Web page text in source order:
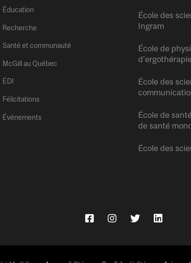
Éducation
Recherche
Santé et communauté
McGill au Québec
ÉDI
Félicitations
Événements
École des
Ingram
École de
École des
École de
de santé
École des